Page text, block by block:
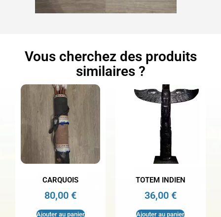
Vous cherchez des produits
similaires ?
CARQUOIS
80,00€
Ajouter au panier
TOTEM INDIEN
36,00 €
Ajouter au panier